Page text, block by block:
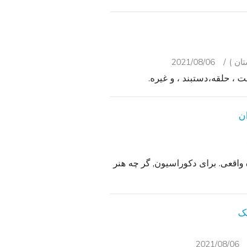
2021/08/06
سبز ، با شکل میوه واقعی. برای دکوراسیون, گر چه هنر
2021/08/06